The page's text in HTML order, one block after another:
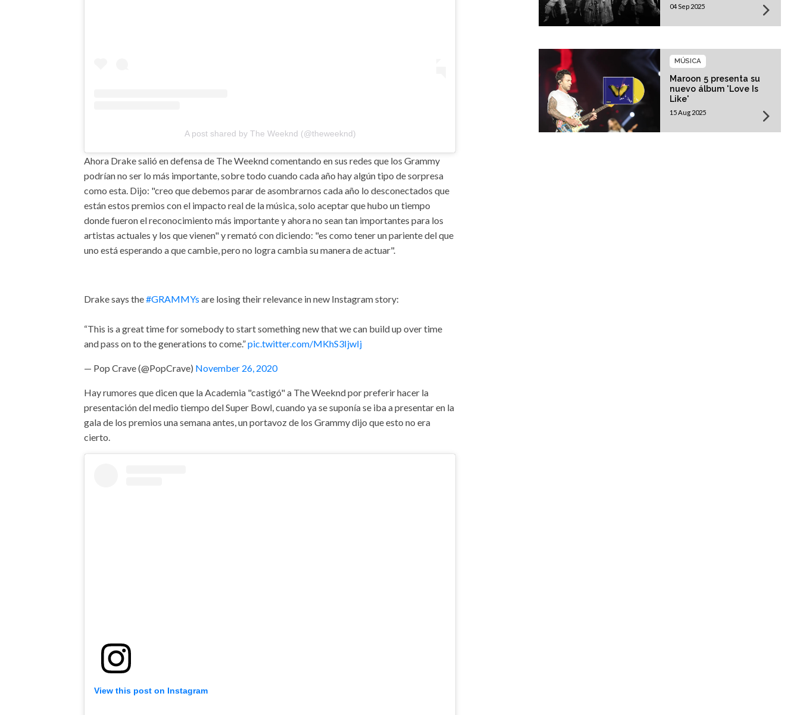
A post shared by The Weeknd (@theweeknd)
Ahora Drake salió en defensa de The Weeknd comentando en sus redes que los Grammy
podrían no ser lo más importante, sobre todo cuando cada año hay algún tipo de sorpresa
como esta. Dijo: "creo que debemos parar de asombrarnos cada año lo desconectados que
están estos premios con el impacto real de la música, solo aceptar que hubo un tiempo
donde fueron el reconocimiento más importante y ahora no sean tan importantes para los
artistas actuales y los que vienen" y remató con diciendo: "es como tener un pariente del que
uno está esperando a que cambie, pero no logra cambia su manera de actuar".
Drake says the#GRAMMYs are losing their relevance in new Instagram story:
“This is a great time for somebody to start something new that we can build up over time
and pass on to the generations to come.”pic.twitter.com/MKhS3IjwIj
— Pop Crave (@PopCrave) November 26, 2020
Hay rumores que dicen que la Academia "castigó" a The Weeknd por preferir hacer la
presentación del medio tiempo del Super Bowl, cuando ya se suponía se iba a presentar en la
gala de los premios una semana antes, un portavoz de los Grammy dijo que esto no era
cierto.
View this post on Instagram
04 Sep 2025
Maroon 5 presenta su
nuevo álbum 'Love Is
Like'
MÚSICA
15 Aug 2025